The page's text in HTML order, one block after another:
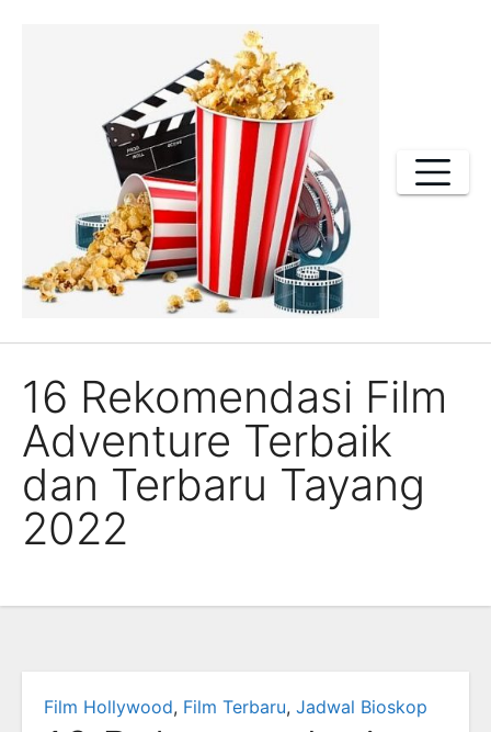
16 Rekomendasi Film
Adventure Terbaik
dan Terbaru Tayang
2022
Film Hollywood, Film Terbaru, Jadwal Bioskop